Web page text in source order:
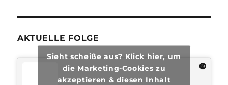
AKTUELLE FOLGE
Sieht scheiße aus? Klick hier, um
die Marketing-Cookies zu
akzeptieren & diesen Inhalt